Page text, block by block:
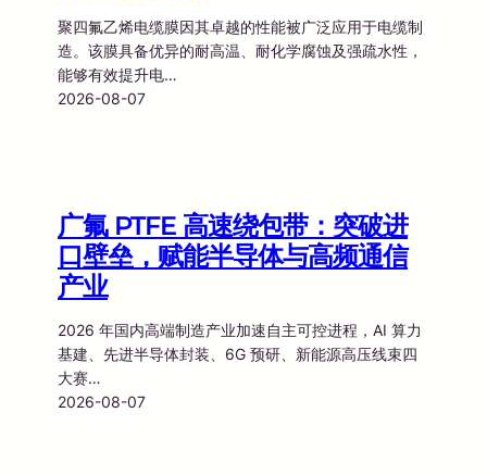
聚四氟乙烯电缆膜因其卓越的性能被广泛应用于电缆制
造。该膜具备优异的耐高温、耐化学腐蚀及强疏水性，
能够有效提升电…
2026-08-07
广氟 PTFE 高速绕包带：突破进
口壁垒，赋能半导体与高频通信
产业
2026 年国内高端制造产业加速自主可控进程，AI 算力
基建、先进半导体封装、6G 预研、新能源高压线束四
大赛…
2026-08-07